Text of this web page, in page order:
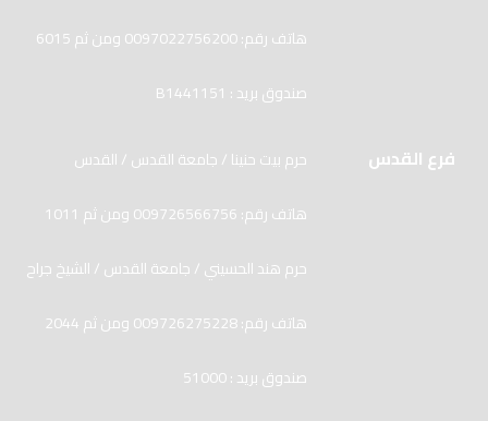
هاتف رقم: 0097022756200 ومن ثم 6015
صندوق بريد : B1441151
فرع القدس
حرم بيت حنينا / جامعة القدس / القدس
هاتف رقم: 009726566756 ومن ثم 1011
حرم هند الحسيني / جامعة القدس / الشيخ جراح
هاتف رقم: 009726275228 ومن ثم 2044
صندوق بريد : 51000